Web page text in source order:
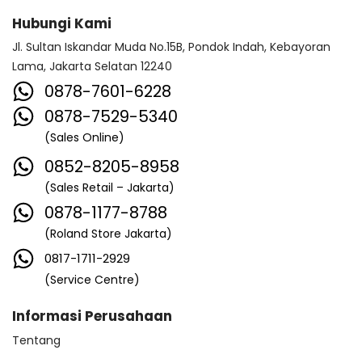
Hubungi Kami
Jl. Sultan Iskandar Muda No.15B, Pondok Indah, Kebayoran
Lama, Jakarta Selatan 12240
0878-7601-6228
0878-7529-5340
(Sales Online)
0852-8205-8958
(Sales Retail – Jakarta)
0878-1177-8788
(Roland Store Jakarta)
0817-1711-2929
(Service Centre)
Informasi Perusahaan
Tentang